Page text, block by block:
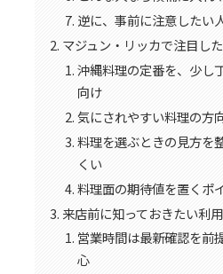
逆に、事前に注意したい
マジュン・リッカで注目し
沖縄料理の定番を、少し
向け
気にされやすい料理の方
料理を選ぶときの見方を
くい
料理面の期待値を置くポ
来店前に知っておきたい利
営業時間は最新確認を前
心